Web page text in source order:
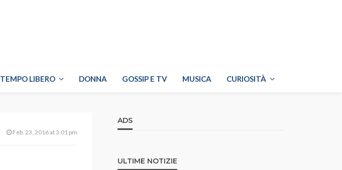
TEMPO LIBERO DONNA GOSSIP E TV MUSICA CURIOSITÀ
Feb. 23, 2016 at 3:01 pm
ADS
ULTIME NOTIZIE